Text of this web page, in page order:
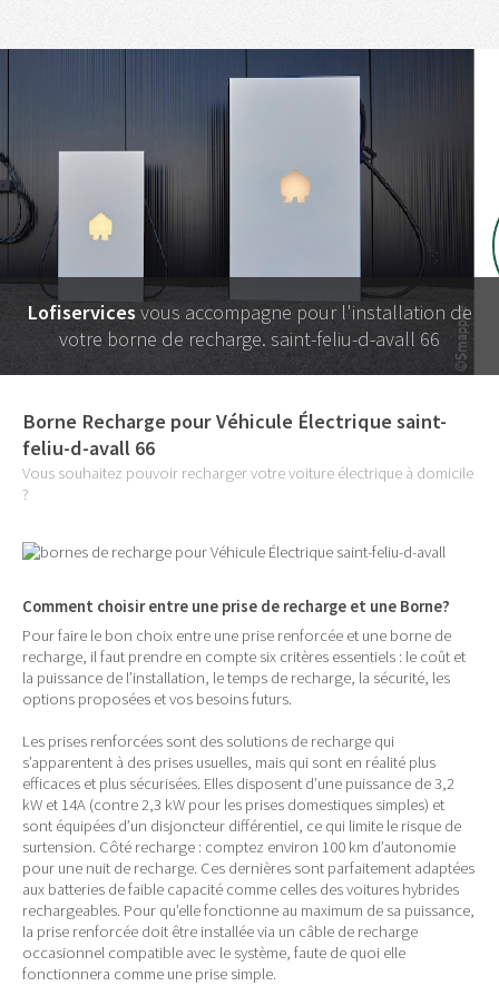
Lofiservicesvous accompagne pour l'installation de
votre borne de recharge. saint-feliu-d-avall 66
Borne Recharge pour Véhicule Électrique saint-
feliu-d-avall 66
Vous souhaitez pouvoir recharger votre voiture électrique à domicile
?
Comment choisir entre une prise de recharge et une Borne?
Pour faire le bon choix entre une prise renforcée et une borne de
recharge, il faut prendre en compte six critères essentiels : le coût et
la puissance de l’installation, le temps de recharge, la sécurité, les
options proposées et vos besoins futurs.
Les prises renforcées sont des solutions de recharge qui
s’apparentent à des prises usuelles, mais qui sont en réalité plus
efficaces et plus sécurisées. Elles disposent d’une puissance de 3,2
kW et 14A (contre 2,3 kW pour les prises domestiques simples) et
sont équipées d’un disjoncteur différentiel, ce qui limite le risque de
surtension. Côté recharge : comptez environ 100 km d’autonomie
pour une nuit de recharge. Ces dernières sont parfaitement adaptées
aux batteries de faible capacité comme celles des voitures hybrides
rechargeables. Pour qu’elle fonctionne au maximum de sa puissance,
la prise renforcée doit être installée via un câble de recharge
occasionnel compatible avec le système, faute de quoi elle
fonctionnera comme une prise simple.